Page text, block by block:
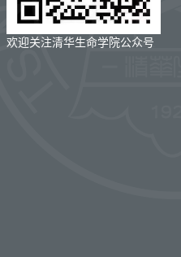
欢迎关注清华生命学院公众号